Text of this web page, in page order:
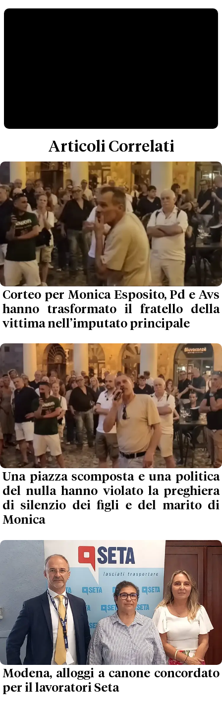
Articoli Correlati
Corteo per Monica Esposito, Pd e Avs
hanno trasformato il fratello della
vittima nell’imputato principale
Una piazza scomposta e una politica
del nulla hanno violato la preghiera
di silenzio dei figli e del marito di
Monica
Modena, alloggi a canone concordato
per il lavoratori Seta